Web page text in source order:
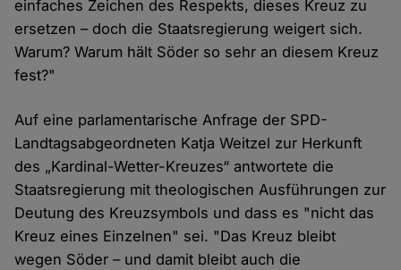
einfaches Zeichen des Respekts, dieses Kreuz zu
ersetzen – doch die Staatsregierung weigert sich.
Warum? Warum hält Söder so sehr an diesem Kreuz
fest?"
Auf eine parlamentarische Anfrage der SPD-
Landtagsabgeordneten Katja Weitzel zur Herkunft
des „Kardinal-Wetter-Kreuzes“ antwortete die
Staatsregierung mit theologischen Ausführungen zur
Deutung des Kreuzsymbols und dass es "nicht das
Kreuz eines Einzelnen" sei. "Das Kreuz bleibt
wegen Söder – und damit bleibt auch die